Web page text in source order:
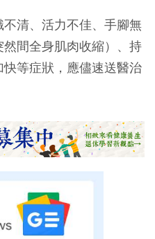
清、活力不佳、手腳無
間全身肌肉收縮）、持
等症狀，應儘速送醫治